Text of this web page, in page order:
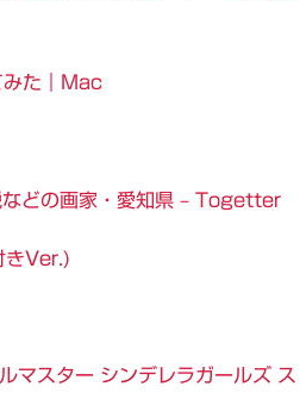
た｜Mac
どの画家・愛知県 – Togetter
きVer.)
マスター シンデレラガールズ ス